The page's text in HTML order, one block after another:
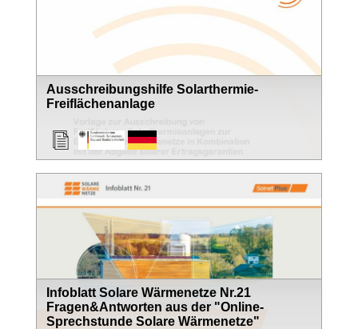
Ausschreibungshilfe Solarthermie-
Freiflächenanlage
Infoblatt Solare Wärmenetze Nr.21
Fragen&Antworten aus der "Online-
Sprechstunde Solare Wärmenetze"